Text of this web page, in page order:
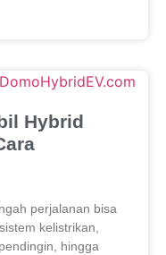
Hybrid
perjalanan bisa
kelistrikan,
hingga